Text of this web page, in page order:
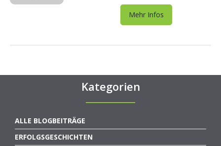
Mehr Infos
Kategorien
ALLE BLOGBEITRÄGE
ERFOLGSGESCHICHTEN